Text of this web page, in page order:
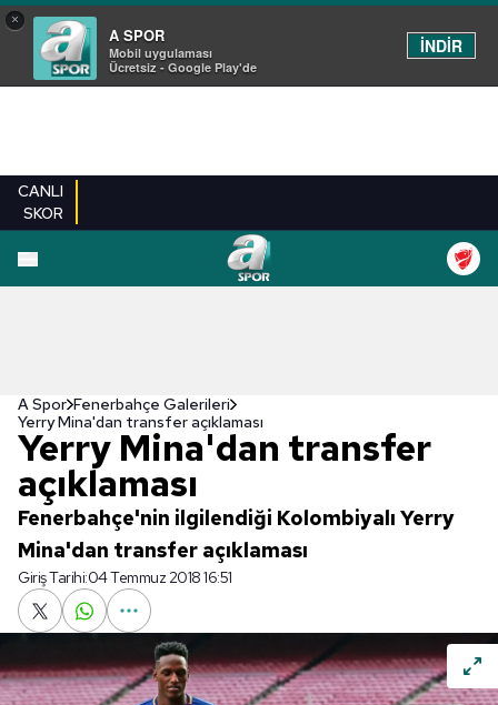
×
A SPOR
Mobil uygulaması
Ücretsiz - Google Play'de
İNDİR
CANLI
SKOR
EN YENILER
A Spor Fenerbahçe Galerileri
Yerry Mina'dan transfer açıklaması
Yerry Mina'dan transfer
açıklaması
Fenerbahçe'nin ilgilendiği Kolombiyalı Yerry
Mina'dan transfer açıklaması
Giriş Tarihi:04 Temmuz 2018 16:51